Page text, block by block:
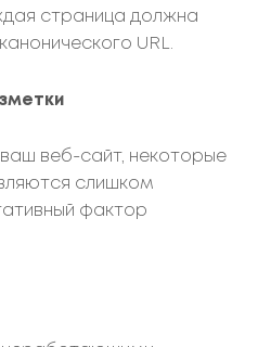
страница должна
URL.
веб-сайт, некоторые
слишком
фактор